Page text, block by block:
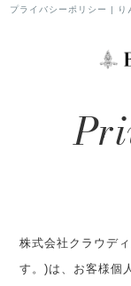
プライバシーポリシー | り
株式会社クラウデ
す。)は、お客様個